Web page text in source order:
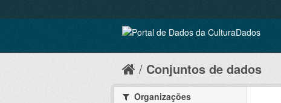
Conjuntos de dados
Organizações